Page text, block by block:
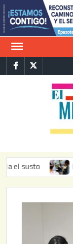
Saltar
al
contenido
FacebookTwitter
Entrega